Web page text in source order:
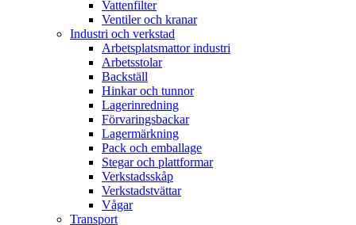
Vattenfilter
Ventiler och kranar
Industri och verkstad
Arbetsplatsmattor industri
Arbetsstolar
Backställ
Hinkar och tunnor
Lagerinredning
Förvaringsbackar
Lagermärkning
Pack och emballage
Stegar och plattformar
Verkstadsskåp
Verkstadstvättar
Vågar
Transport